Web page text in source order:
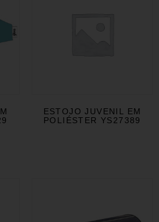
ESTOJO JUVENIL EM
POLIÉSTER YS27389